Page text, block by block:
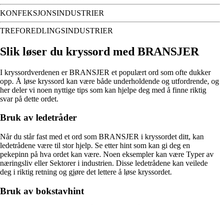
KONFEKSJONSINDUSTRIER
TREFOREDLINGSINDUSTRIER
Slik løser du kryssord med BRANSJER
I kryssordverdenen er BRANSJER et populært ord som ofte dukker
opp. Å løse kryssord kan være både underholdende og utfordrende, og
her deler vi noen nyttige tips som kan hjelpe deg med å finne riktig
svar på dette ordet.
Bruk av ledetråder
Når du står fast med et ord som BRANSJER i kryssordet ditt, kan
ledetrådene være til stor hjelp. Se etter hint som kan gi deg en
pekepinn på hva ordet kan være. Noen eksempler kan være Typer av
næringsliv eller Sektorer i industrien. Disse ledetrådene kan veilede
deg i riktig retning og gjøre det lettere å løse kryssordet.
Bruk av bokstavhint